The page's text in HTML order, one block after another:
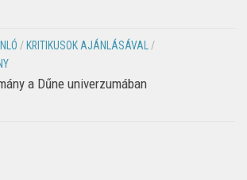
/ KRITIKUSOK AJÁNLÁSÁVAL
/
a Dűne univerzumában